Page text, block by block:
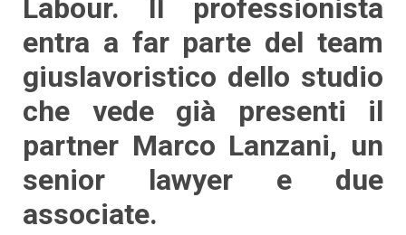
Labour. Il professionista
entra a far parte del team
giuslavoristico dello studio
che vede già presenti il
partner Marco Lanzani, un
senior lawyer e due
associate.